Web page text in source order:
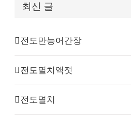
최신 글
전도만능어간장
전도멸치액젓
전도멸치